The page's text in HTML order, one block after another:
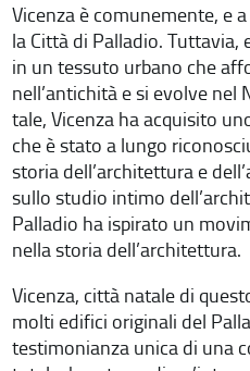
Vicenza è comunemente, e
la Città di Palladio. Tuttavia,
in un tessuto urbano che
nell’antichità e si evolve nel
tale, Vicenza ha acquisito
che è stato a lungo
storia dell’architettura e
sullo studio intimo
Palladio ha ispirato un
nella storia dell’architettura.
Vicenza, città natale di
molti edifici originali del
testimonianza unica di una